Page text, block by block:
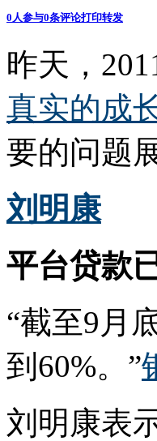
0 人参与0条评论打印转发
昨天，
真实的成
要的问题
刘明康
平台贷款
“截至9月
到60%。”
刘明康表